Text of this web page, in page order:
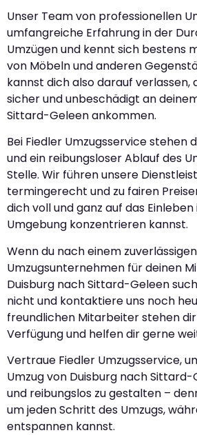
Unser Team von professionellen
umfangreiche Erfahrung in der
Umzügen und kennt sich bestens
von Möbeln und anderen
kannst dich also darauf verlassen,
sicher und unbeschädigt an
Sittard-Geleen ankommen.
Bei Fiedler Umzugsservice stehen
und ein reibungsloser Ablauf des
Stelle. Wir führen unsere
termingerecht und zu fairen
dich voll und ganz auf das
Umgebung konzentrieren kannst.
Wenn du nach einem zuverlässigen
Umzugsunternehmen für deinen
Duisburg nach Sittard-Geleen
nicht und kontaktiere uns noch
freundlichen Mitarbeiter stehen
Verfügung und helfen dir gerne
Vertraue Fiedler Umzugsservice,
Umzug von Duisburg nach
und reibungslos zu gestalten –
um jeden Schritt des Umzugs,
entspannen kannst.